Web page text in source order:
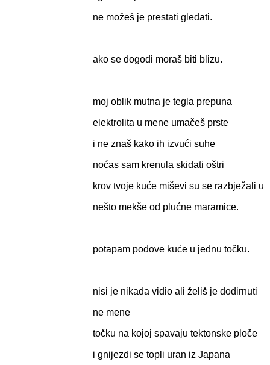
ne možeš je prestati gledati.
ako se dogodi moraš biti blizu.
moj oblik mutna je tegla prepuna
elektrolita u mene umačeš prste
i ne znaš kako ih izvući suhe
noćas sam krenula skidati oštri
krov tvoje kuće miševi su se razbježali u
nešto mekše od plućne maramice.
potapam podove kuće u jednu točku.
nisi je nikada vidio ali želiš je dodirnuti
ne mene
točku na kojoj spavaju tektonske ploče
i gnijezdi se topli uran iz Japana